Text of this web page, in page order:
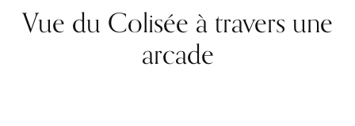
Vue du Colisée à travers une
arcade